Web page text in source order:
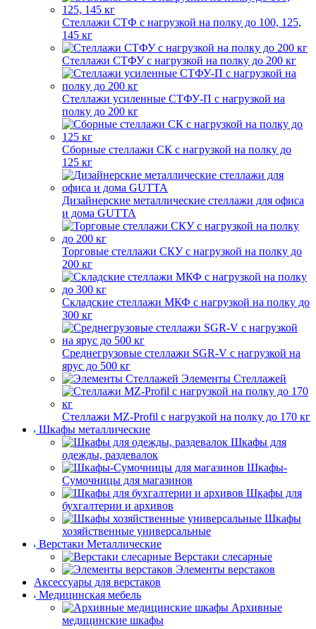
Стеллажи СТФ с нагрузкой на полку до 100, 125,
145 кг
Стеллажи СТФУ с нагрузкой на полку до 200 кг
Стеллажи усиленные СТФУ-П с нагрузкой на
полку до 200 кг
Сборные стеллажи СК с нагрузкой на полку до
125 кг
Дизайнерские металлические стеллажи для офиса
и дома GUTTA
Торговые стеллажи СКУ с нагрузкой на полку до
200 кг
Складские стеллажи МКФ с нагрузкой на полку до
300 кг
Среднегрузовые стеллажи SGR-V с нагрузкой на
ярус до 500 кг
Элементы Стеллажей
Стеллажи MZ-Profil с нагрузкой на полку до 170 кг
Шкафы металлические
Шкафы для
одежды, раздевалок
Шкафы-
Сумочницы для магазинов
Шкафы для
бухгалтерии и архивов
Шкафы
хозяйственные универсальные
Верстаки Металлические
Верстаки слесарные
Элементы верстаков
Аксессуары для верстаков
Медицинская мебель
Архивные
медицинские шкафы